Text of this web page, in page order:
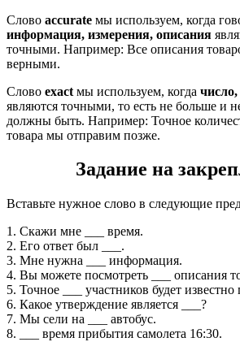
Слово accurate мы используем, когда
информация, измерения, описания
точными. Например: Все описания
верными.
Слово exact мы используем, когда
являются точными, то есть не больше и
должны быть. Например: Точное
товара мы отправим позже.
Задание на
Вставьте нужное слово в следующие
1. Скажи мне ___ время.
2. Его ответ был ___.
3. Мне нужна ___ информация.
4. Вы можете посмотреть ___ описания
5. Точное ___ участников будет известно
6. Какое утверждение является ___?
7. Мы сели на ___ автобус.
8. ___ время прибытия самолета 16:30.